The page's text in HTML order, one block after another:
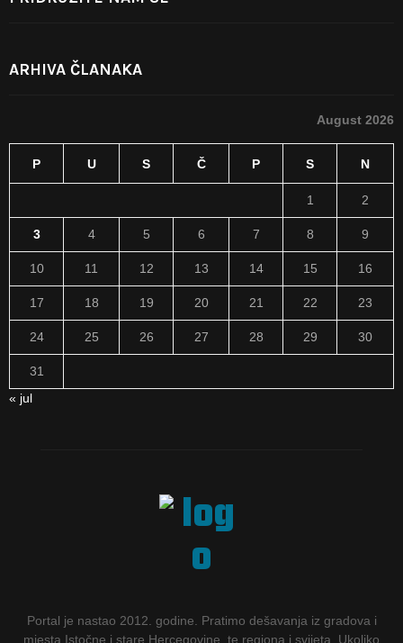
ARHIVA ČLANAKA
August 2026
P U S Č P S N
1 2
3 4 5 6 7 8 9
10 11 12 13 14 15 16
17 18 19 20 21 22 23
24 25 26 27 28 29 30
31
« jul
Portal je nastao 2012. godine. Pratimo dešavanja iz gradova i
mjesta Istočne i stare Hercegovine, te regiona i svijeta. Ukoliko